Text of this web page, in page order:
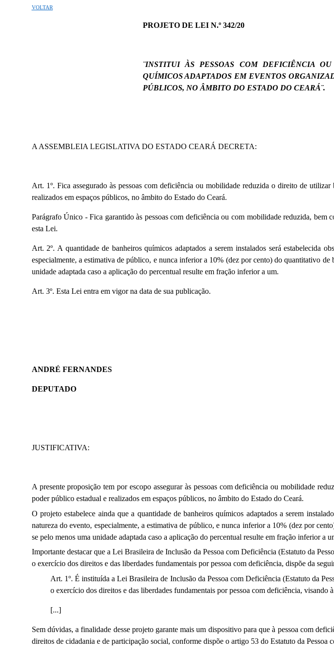
VOLTAR
PROJETO DE LEI N.º 342/20
¨INSTITUIÀS PESSOAS COM DEFICIÊNCIA
QUÍMICOS ADAPTADOS EM EVENTOS
PÚBLICOS, NO ÂMBITO DO ESTADO DO CEARÁ¨.
A ASSEMBLEIA LEGISLATIVA DO ESTADO CEARÁ DECRETA:
Art. 1º. Fica assegurado às pessoas com deficiência ou mobilidade reduzida o direito de
realizados em espaços públicos, no âmbito do Estado do Ceará.
Parágrafo Único - Fica garantidoàs pessoas com deficiência ou com mobilidade reduzida, bem
esta Lei.
Art. 2º. A quantidade de banheiros químicos adaptados a serem instalados seráestabelecida
especialmente, a estimativa de público, e nunca inferior a 10% (dez por cento) do quantitativo
unidade adaptada caso a aplicação do percentual resulte em fração inferior a um.
Art. 3º. Esta Lei entra em vigor na data de sua publicação.
ANDRÉ FERNANDES
DEPUTADO
JUSTIFICATIVA:
A presente proposição tem por escopo assegurar às pessoas com deficiência ou mobilidade
poder público estadual e realizados em espaços públicos, no âmbito do Estado do Ceará.
O projeto estabelece ainda que a quantidade de banheiros químicos adaptados a serem
natureza do evento, especialmente, a estimativa de público, e nunca inferior a 10% (dez por
se pelo menos uma unidade adaptada caso a aplicação do percentual resulte em fração inferior a
Importante destacar que a Lei Brasileira de Inclusão da Pessoa com Deficiência (Estatuto da
o exercício dos direitos e das liberdades fundamentais por pessoa com deficiência, dispõe da
Art. 1º. É instituída a Lei Brasileira de Inclusão da Pessoa com Deficiência (Estatuto da
o exercício dos direitos e das liberdades fundamentais por pessoa com deficiência, visando
[...]
Sem dúvidas, a finalidade desse projeto garante mais um dispositivo para que à pessoa com
direitos de cidadania e de participação social, conforme dispõe o artigo 53 do Estatuto da Pessoa